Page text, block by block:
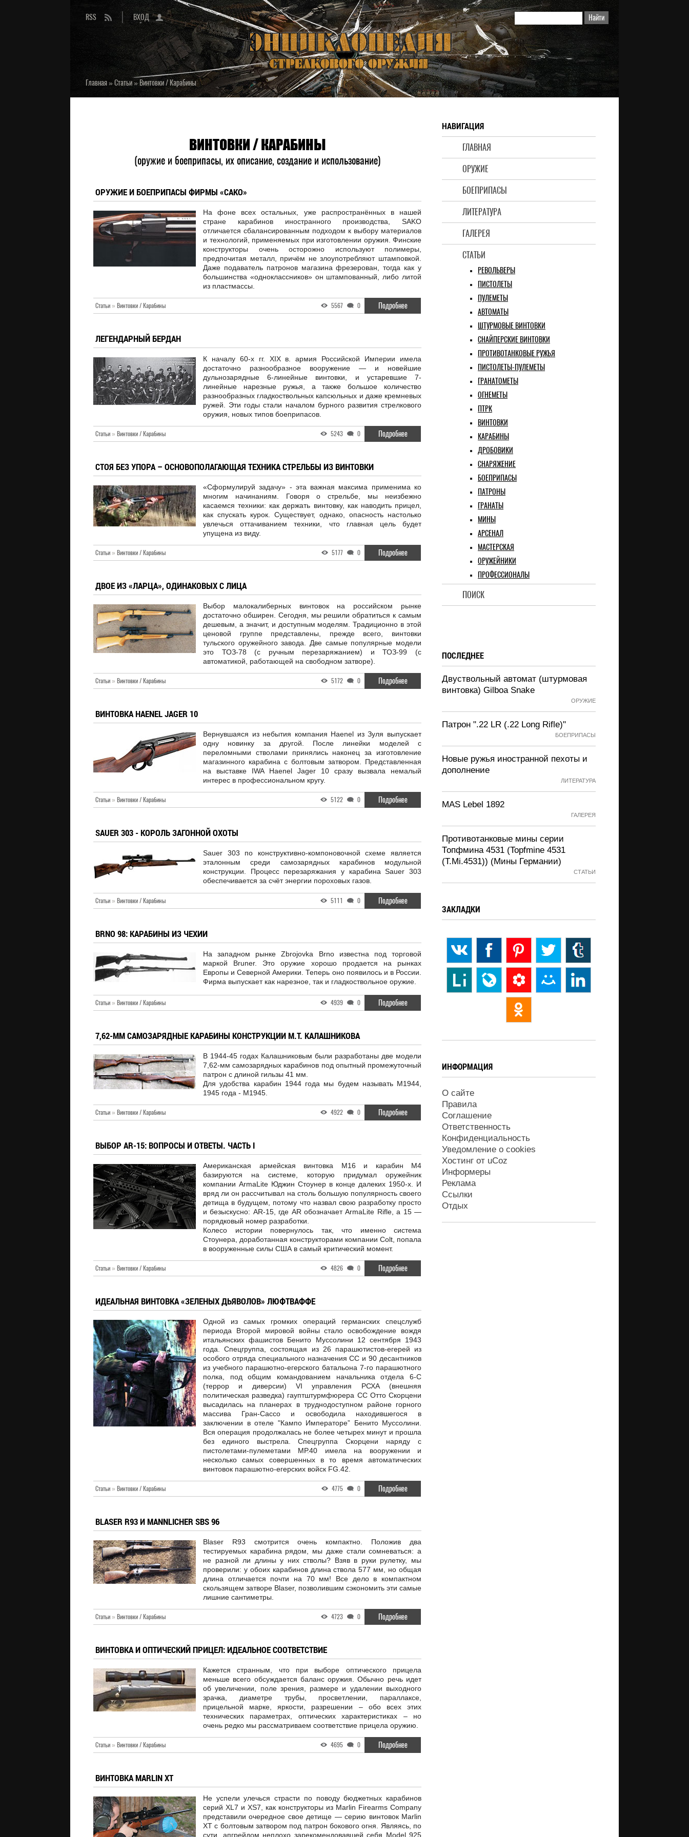
RSS ВХОД
Главная» Статьи»Винтовки / Карабины
НАВИГАЦИЯ
ГЛАВНАЯ
ОРУЖИЕ
БОЕПРИПАСЫ
ЛИТЕРАТУРА
ГАЛЕРЕЯ
СТАТЬИ
РЕВОЛЬВЕРЫ
ПИСТОЛЕТЫ
ПУЛЕМЕТЫ
АВТОМАТЫ
ШТУРМОВЫЕ ВИНТОВКИ
СНАЙПЕРСКИЕ ВИНТОВКИ
ПРОТИВОТАНКОВЫЕ РУЖЬЯ
ПИСТОЛЕТЫ-ПУЛЕМЕТЫ
ГРАНАТОМЕТЫ
ОГНЕМЕТЫ
ПТРК
ВИНТОВКИ
КАРАБИНЫ
ДРОБОВИКИ
СНАРЯЖЕНИЕ
БОЕПРИПАСЫ
ПАТРОНЫ
ГРАНАТЫ
МИНЫ
АРСЕНАЛ
МАСТЕРСКАЯ
ОРУЖЕЙНИКИ
ПРОФЕССИОНАЛЫ
ПОИСК
ВИНТОВКИ / КАРАБИНЫ
(оружие и боеприпасы, их описание, создание и использование)
ОРУЖИЕ И БОЕПРИПАСЫ ФИРМЫ «САКО»
На фоне всех остальных, уже распространённых в нашей
стране карабинов иностранного производства, SAKO
отличается сбалансированным подходом к выбору материалов
и технологий, применяемых при изготовлении оружия. Финские
конструкторы очень осторожно используют полимеры,
предпочитая металл, причём не злоупотребляют штамповкой.
Даже подаватель патронов магазина фрезерован, тогда как у
большинства «одноклассников» он штампованный, либо литой
из пластмассы.
Статьи» Винтовки / Карабины 5567 0 Подробнее
ЛЕГЕНДАРНЫЙ БЕРДАН
К началу 60-х гг. XIX в. армия Российской Империи имела
достаточно разнообразное вооружение — и новейшие
дульнозарядные 6-линейные винтовки, и устаревшие 7-
линейные нарезные ружья, а также большое количество
разнообразных гладкоствольных капсюльных и даже кремневых
ружей. Эти годы стали началом бурного развития стрелкового
оружия, новых типов боеприпасов.
Статьи» Винтовки / Карабины 5243 0 Подробнее
СТОЯ БЕЗ УПОРА – ОСНОВОПОЛАГАЮЩАЯ ТЕХНИКА СТРЕЛЬБЫ ИЗ ВИНТОВКИ
«Сформулируй задачу» - эта важная максима применима ко
многим начинаниям. Говоря о стрельбе, мы неизбежно
касаемся техники: как держать винтовку, как наводить прицел,
как спускать курок. Существует, однако, опасность настолько
увлечься оттачиванием техники, что главная цель будет
упущена из виду.
Статьи» Винтовки / Карабины 5177 0 Подробнее
ДВОЕ ИЗ «ЛАРЦА», ОДИНАКОВЫХ С ЛИЦА
Выбор малокалиберных винтовок на российском рынке
достаточно обширен. Сегодня, мы решили обратиться к самым
дешевым, а значит, и доступным моделям. Традиционно в этой
ценовой группе представлены, прежде всего, винтовки
тульского оружейного завода. Две самые популярные модели
это ТОЗ-78 (с ручным перезаряжанием) и ТОЗ-99 (с
автоматикой, работающей на свободном затворе).
Статьи» Винтовки / Карабины 5172 0 Подробнее
ВИНТОВКА HAENEL JAGER 10
Вернувшаяся из небытия компания Haenel из Зуля выпускает
одну новинку за другой. После линейки моделей с
переломными стволами принялись наконец за изготовление
магазинного карабина с болтовым затвором. Представленная
на выставке IWA Haenel Jager 10 сразу вызвала немалый
интерес в профессиональном кругу.
Статьи» Винтовки / Карабины 5122 0 Подробнее
SAUER 303 - КОРОЛЬ ЗАГОННОЙ ОХОТЫ
Sauer 303 по конструктивно-компоновочной схеме является
эталонным среди самозарядных карабинов модульной
конструкции. Процесс перезаряжания у карабина Sauer 303
обеспечивается за счёт энергии пороховых газов.
Статьи» Винтовки / Карабины 5111 0 Подробнее
BRNO 98: КАРАБИНЫ ИЗ ЧЕХИИ
На западном рынке Zbrojovka Brno известна под торговой
маркой Bruner. Это оружие хорошо продается на рынках
Европы и Северной Америки. Теперь оно появилось и в России.
Фирма выпускает как нарезное, так и гладкоствольное оружие.
Статьи» Винтовки / Карабины 4939 0 Подробнее
7,62-ММ САМОЗАРЯДНЫЕ КАРАБИНЫ КОНСТРУКЦИИ М.Т. КАЛАШНИКОВА
В 1944-45 годах Калашниковым были разработаны две модели
7,62-мм самозарядных карабинов под опытный промежуточный
патрон с длиной гильзы 41 мм.
Для удобства карабин 1944 года мы будем называть M1944,
1945 года - М1945.
Статьи» Винтовки / Карабины 4922 0 Подробнее
ВЫБОР AR-15: ВОПРОСЫ И ОТВЕТЫ. ЧАСТЬ I
Американская армейская винтовка M16 и карабин М4
базируются на системе, которую придумал оружейник
компании ArmaLite Юджин Стоунер в конце далеких 1950-х. И
вряд ли он рассчитывал на столь большую популярность своего
детища в будущем, потому что назвал свою разработку просто
и безыскусно: AR-15, где AR обозначает ArmaLite Rifle, а 15 —
порядковый номер разработки.
Колесо истории повернулось так, что именно система
Стоунера, доработанная конструкторами компании Colt, попала
в вооруженные силы США в самый критический момент.
Статьи» Винтовки / Карабины 4826 0 Подробнее
ИДЕАЛЬНАЯ ВИНТОВКА «ЗЕЛЕНЫХ ДЬЯВОЛОВ» ЛЮФТВАФФЕ
Одной из самых громких операций германских спецслужб
периода Второй мировой войны стало освобождение вождя
итальянских фашистов Бенито Муссолини 12 сентября 1943
года. Спецгруппа, состоящая из 26 парашютистов-егерей из
особого отряда специального назначения СС и 90 десантников
из учебного парашютно-егерского батальона 7-го парашютного
полка, под общим командованием начальника отдела 6-С
(террор и диверсии) VI управления РСХА (внешняя
политическая разведка) гауптштурмфюрера СС Отто Скорцени
высадилась на планерах в труднодоступном районе горного
массива Гран-Сассо и освободила находившегося в
заключении в отеле "Кампо Императоре” Бенито Муссолини.
Вся операция продолжалась не более четырех минут и прошла
без единого выстрела. Спецгруппа Скорцени наряду с
пистолетами-пулеметами МР.40 имела на вооружении и
несколько самых совершенных в то время автоматических
винтовок парашютно-егерских войск FG.42.
Статьи» Винтовки / Карабины 4775 0 Подробнее
BLASER R93 И MANNLICHER SBS 96
Blaser R93 смотрится очень компактно. Положив два
тестируемых карабина рядом, мы даже стали сомневаться: а
не разной ли длины у них стволы? Взяв в руки рулетку, мы
проверили: у обоих карабинов длина ствола 577 мм, но общая
длина отличается почти на 70 мм! Все дело в компактном
скользящем затворе Blaser, позволившим сэкономить эти самые
лишние сантиметры.
Статьи» Винтовки / Карабины 4723 0 Подробнее
ВИНТОВКА И ОПТИЧЕСКИЙ ПРИЦЕЛ: ИДЕАЛЬНОЕ СООТВЕТСТВИЕ
Кажется странным, что при выборе оптического прицела
меньше всего обсуждается баланс оружия. Обычно речь идет
об увеличении, поле зрения, размере и удалении выходного
зрачка, диаметре трубы, просветлении, параллаксе,
прицельной марке, яркости, разрешении – обо всех этих
технических параметрах, оптических характеристиках – но
очень редко мы рассматриваем соответствие прицела оружию.
Статьи» Винтовки / Карабины 4695 0 Подробнее
ВИНТОВКА MARLIN XT
Не успели улечься страсти по поводу бюджетных карабинов
серий XL7 и XS7, как конструкторы из Marlin Firearms Company
представили очередное свое детище — серию винтовок Marlin
XT с болтовым затвором под патрон бокового огня. Являясь, по
сути, апгрейдом неплохо зарекомендовавшей себя Model 925
ПОСЛЕДНЕЕ
Двуствольный автомат (штурмовая
винтовка) Gilboa Snake
ОРУЖИЕ
Патрон ".22 LR (.22 Long Rifle)"
БОЕПРИПАСЫ
Новые ружья иностранной пехоты и
дополнение
ЛИТЕРАТУРА
MAS Lebel 1892
ГАЛЕРЕЯ
Противотанковые мины серии
Топфмина 4531 (Topfmine 4531
(T.Mi.4531)) (Мины Германии)
СТАТЬИ
ЗАКЛАДКИ
ИНФОРМАЦИЯ
О сайте
Правила
Соглашение
Ответственность
Конфиденциальность
Уведомление о cookies
Хостинг от uCoz
Информеры
Реклама
Ссылки
Отдых